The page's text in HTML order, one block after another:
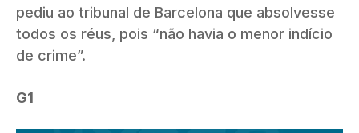
pediu ao tribunal de Barcelona que absolvesse
todos os réus, pois “não havia o menor indício
de crime”.
G1